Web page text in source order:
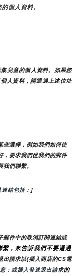
個人資料。
兒童的個人資料。如果您
人資料，請通過上述位址
些選擇，例如我們如何使
，要求我們從我們的郵件
們聯繫。
連結包括：]
郵件中的取消訂閱連結或
繫，來告訴我們不要通過
出請求以{插入商店的CS電
：或插入發送退出請求的